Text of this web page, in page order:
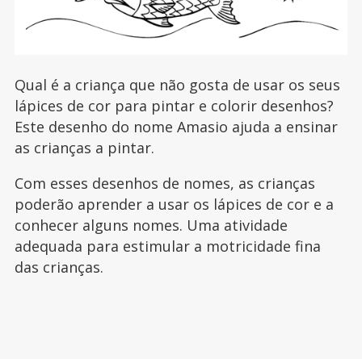
Qual é a criança que não gosta de usar os seus
lápices de cor para pintar e colorir desenhos?
Este desenho do nome Amasio ajuda a ensinar
as crianças a pintar.
Com esses desenhos de nomes, as crianças
poderão aprender a usar os lápices de cor e a
conhecer alguns nomes. Uma atividade
adequada para estimular a motricidade fina
das crianças.